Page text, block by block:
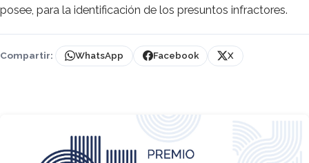
posee, para la identificación de los presuntos infractores.
Compartir: WhatsApp Facebook X